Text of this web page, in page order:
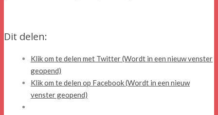
Dit delen:
Klik om te delen met Twitter (Wordt in een nieuw venster
geopend)
Klik om te delen op Facebook (Wordt in een nieuw
venster geopend)